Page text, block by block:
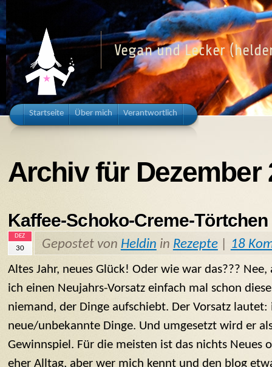
Vegan und Lecker
Startseite Über mich Verantwortlich
Archiv für Dezember
Kaffee-Schoko-Creme-Törtchen
DEZ
30 Gepostet von Heldin in Rezepte| 18
Altes Jahr, neues Glück! Oder wie war das???
ich einen Neujahrs-Vorsatz einfach mal schon
niemand, der Dinge aufschiebt. Der Vorsatz
neue/unbekannte Dinge. Und umgesetzt wird er
Gewinnspiel. Für die meisten ist das nichts Neues
eher Alltag, aber wer mich kennt und den blog